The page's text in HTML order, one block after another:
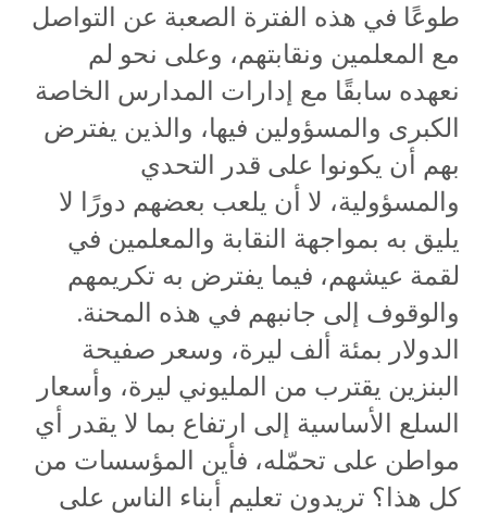
طوعًا في هذه الفترة الصعبة عن التواصل
مع المعلمين ونقابتهم، وعلى نحو لم
نعهده سابقًا مع إدارات المدارس الخاصة
الكبرى والمسؤولين فيها، والذين يفترض
بهم أن يكونوا على قدر التحدي
والمسؤولية، لا أن يلعب بعضهم دورًا لا
يليق به بمواجهة النقابة والمعلمين في
لقمة عيشهم، فيما يفترض به تكريمهم
والوقوف إلى جانبهم في هذه المحنة.
الدولار بمئة ألف ليرة، وسعر صفيحة
البنزين يقترب من المليوني ليرة، وأسعار
السلع الأساسية إلى ارتفاع بما لا يقدر أي
مواطن على تحمّله، فأين المؤسسات من
كل هذا؟ تريدون تعليم أبناء الناس على